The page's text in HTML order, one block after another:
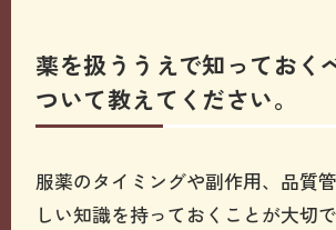
薬を扱ううえで知っておく
ついて教えてください。
服薬のタイミングや副作用、品質
しい知識を持っておくことが大切で